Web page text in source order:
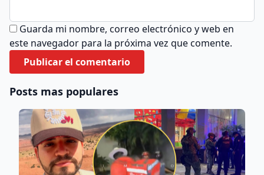
Guarda mi nombre, correo electrónico y web en
este navegador para la próxima vez que comente.
Posts mas populares